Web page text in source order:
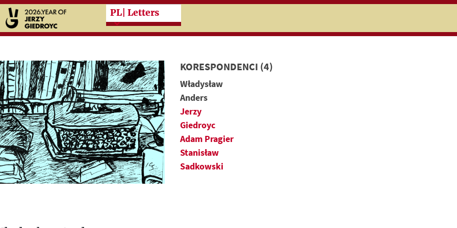
Przeskocz do treści zasadniczej
PL | Letters
KORESPONDENCI (4)
Władysław
Anders
Jerzy
Giedroyc
Adam Pragier
Stanisław
Sadkowski